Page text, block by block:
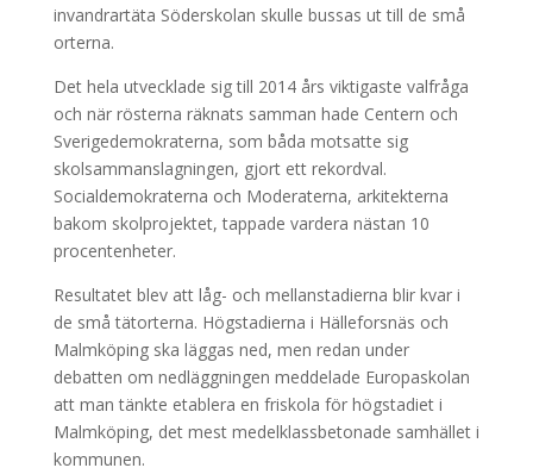
invandrartäta Söderskolan skulle bussas ut till de små
orterna.
Det hela utvecklade sig till 2014 års viktigaste valfråga
och när rösterna räknats samman hade Centern och
Sverigedemokraterna, som båda motsatte sig
skolsammanslagningen, gjort ett rekordval.
Socialdemokraterna och Moderaterna, arkitekterna
bakom skolprojektet, tappade vardera nästan 10
procentenheter.
Resultatet blev att låg- och mellanstadierna blir kvar i
de små tätorterna. Högstadierna i Hälleforsnäs och
Malmköping ska läggas ned, men redan under
debatten om nedläggningen meddelade Europaskolan
att man tänkte etablera en friskola för högstadiet i
Malmköping, det mest medelklassbetonade samhället i
kommunen.